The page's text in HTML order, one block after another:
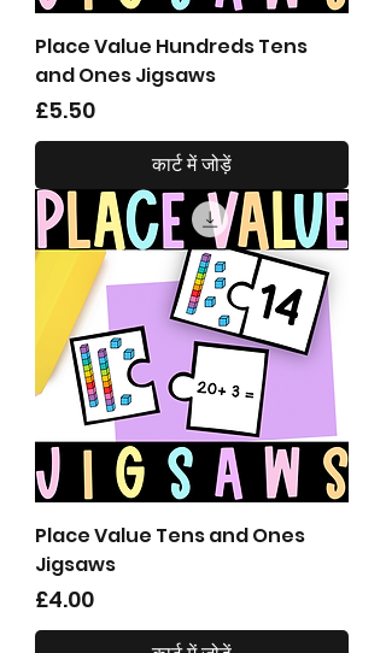
Place Value Hundreds Tens
and Ones Jigsaws
मूल्य
£5.50
कार्ट में जोड़ें
Place Value Tens and Ones
Jigsaws
मूल्य
£4.00